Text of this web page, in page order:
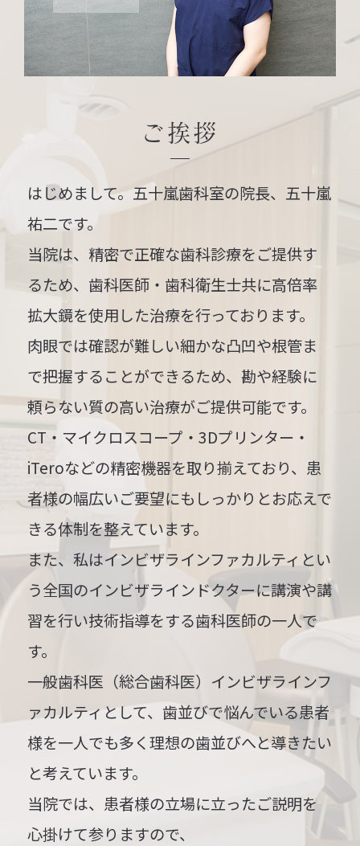
ご挨拶
はじめまして。五十嵐歯科室の院長、五十嵐
祐二です。
当院は、精密で正確な歯科診療をご提供す
るため、歯科医師・歯科衛生士共に高倍率
拡大鏡を使用した治療を行っております。
肉眼では確認が難しい細かな凸凹や根管ま
で把握することができるため、勘や経験に
頼らない質の高い治療がご提供可能です。
CT・マイクロスコープ・3Dプリンター・
iTeroなどの精密機器を取り揃えており、患
者様の幅広いご要望にもしっかりとお応えで
きる体制を整えています。
また、私はインビザラインファカルティとい
う全国のインビザラインドクターに講演や講
習を行い技術指導をする歯科医師の一人で
す。
一般歯科医（総合歯科医） インビザラインフ
ァカルティとして、歯並びで悩んでいる患者
様を一人でも多く理想の歯並びへと導きたい
と考えています。
当院では、患者様の立場に立ったご説明を
心掛けて参りますので、